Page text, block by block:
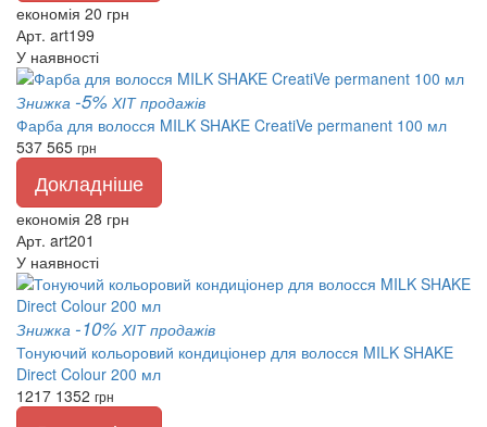
економія 20 грн
Арт. art199
У наявності
Знижка -5% ХІТ продажів
Фарба для волосся MILK SHAKE CreatiVe permanent 100 мл
537 565 грн
Докладніше
економія 28 грн
Арт. art201
У наявності
Знижка -10% ХІТ продажів
Тонуючий кольоровий кондиціонер для волосся MILK SHAKE
Direct Colour 200 мл
1217 1352 грн